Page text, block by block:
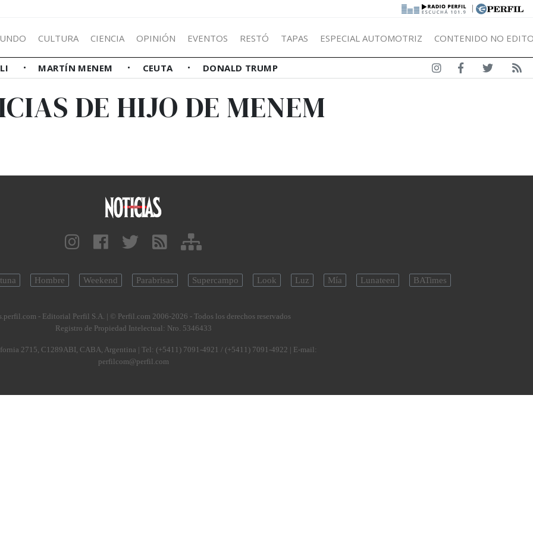
|
CULTURA CIENCIA OPINIÓN EVENTOS RESTÓ TAPAS ESPECIAL AUTOMOTRIZ CONTENIDO NO
MARTÍN MENEM CEUTA DONALD TRUMP
DE HIJO DE MENEM
Hombre Weekend Parabrisas Supercampo Look Luz Mía Lunateen BATimes
- Editorial Perfil S.A. | © Perfil.com 2006-2026 - Todos los derechos reservados
Registro de Propiedad Intelectual: Nro. 5346433
2715, C1289ABI, CABA, Argentina | Tel: (+5411) 7091-4921 / (+5411) 7091-4922 | E-mail:
perfilcom@perfil.com